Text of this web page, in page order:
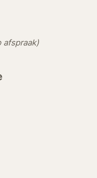
afspraak)